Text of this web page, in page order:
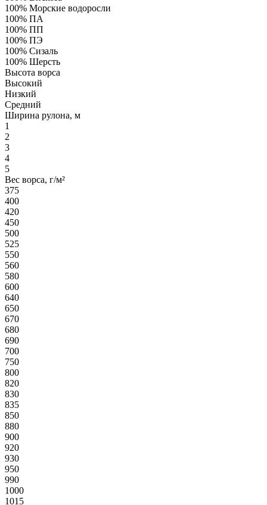
100% Морские водоросли
100% ПА
100% ПП
100% ПЭ
100% Сизаль
100% Шерсть
Высота ворса
Высокий
Низкий
Средний
Ширина рулона, м
1
2
3
4
5
Вес ворса, г/м²
375
400
420
450
500
525
550
560
580
600
640
650
670
680
690
700
750
800
820
830
835
850
880
900
920
930
950
990
1000
1015